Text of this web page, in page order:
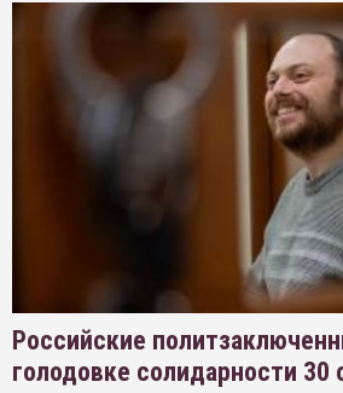
Российские
голодовке солидарности 30